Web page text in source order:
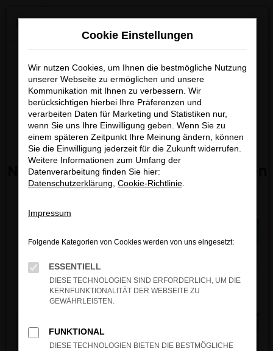
Zum
FEHLER: NETWORK ERROR
Beim Laden ist ein Fehler aufgetreten.
Hier sind ein paar Tipps, die dir helfen können:
Überprüfe deine Firewall und deine
Internetverbindung.
Suchmaschine?
Manche Erweiterungen, wie Werbeblocker,
verhindern. Funktioniert die Seite in einem
anderen Browser oder in einem privaten
Fenster?
Das kann manchmal helfen, vorübergehende
Probleme zu beheben.
Cookie Einstellungen
Wir nutzen Cookies, um Ihnen die bestmögliche Nutzung
unserer Webseite zu ermöglichen und unsere
Kommunikation mit Ihnen zu verbessern. Wir
berücksichtigen hierbei Ihre Präferenzen und
verarbeiten Daten für Marketing und Statistiken nur,
wenn Sie uns Ihre Einwilligung geben. Wenn Sie zu
einem späteren Zeitpunkt Ihre Meinung ändern, können
Sie die Einwilligung jederzeit für die Zukunft widerrufen.
Weitere Informationen zum Umfang der
Datenverarbeitung finden Sie hier:
Datenschutzerklärung Cookie-Richtlinie
Impressum
Folgende Kategorien von Cookies werden von uns eingesetzt:
ESSENTIELL
DIESE TECHNOLOGIEN SIND ERFORDERLICH, UM DIE
KERNFUNKTIONALITÄT DER WEBSEITE ZU
GEWÄHRLEISTEN.
FUNKTIONAL
DIESE TECHNOLOGIEN BIETEN DIE BESTMÖGLICHE
×
Modelle vonKGM ab dem
01.07.2026bei uns.
Freuen Sie sich auf moderne
Technik, attraktives Design und
starke Angebote.
Nicht verpassen – jetzt informieren
und vormerken lassen!